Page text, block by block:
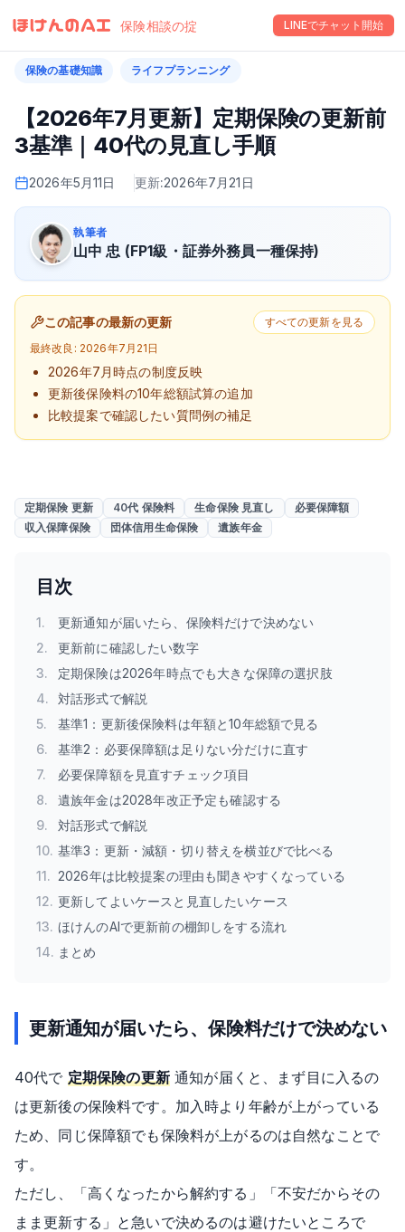
保険相談の掟 LINEでチャット開始
保険の基礎知識 ライフプランニング
【2026年7月更新】定期保険の更新前
3基準｜40代の見直し手順
2026年5月11日 更新:2026年7月21日
執筆者
山中 忠 (FP1級・証券外務員一種保持)
この記事の最新の更新
すべての更新を見る
最終改良: 2026年7月21日
2026年7月時点の制度反映
更新後保険料の10年総額試算の追加
比較提案で確認したい質問例の補足
定期保険 更新 40代 保険料 生命保険 見直し
必要保障額
収入保障保険
団体信用生命保険 遺族年金
目次
1.
更新通知が届いたら、保険料だけで決めない
2.
更新前に確認したい数字
3.
定期保険は2026年時点でも大きな保障の選択肢
4.
対話形式で解説
5.
基準1：更新後保険料は年額と10年総額で見る
6.
基準2：必要保障額は足りない分だけに直す
7.
必要保障額を見直すチェック項目
8.
遺族年金は2028年改正予定も確認する
9.
対話形式で解説
10. 基準3：更新・減額・切り替えを横並びで比べる
11. 2026年は比較提案の理由も聞きやすくなっている
12. 更新してよいケースと見直したいケース
13. ほけんのAIで更新前の棚卸しをする流れ
14. まとめ
更新通知が届いたら、保険料だけで決めない
40代で 定期保険の更新通知が届くと、まず目に入るの
は更新後の保険料です。加入時より年齢が上がっている
ため、同じ保障額でも保険料が上がるのは自然なことで
す。
ただし、「高くなったから解約する」「不安だからその
まま更新する」と急いで決めるのは避けたいところで